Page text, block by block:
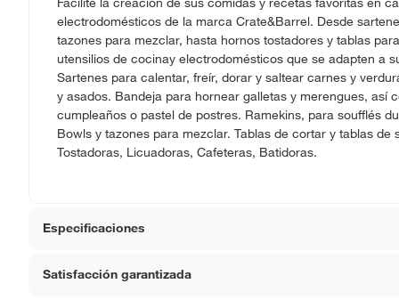
electrodomésticos de la marca Crate&Barrel. Desde
tazones para mezclar, hasta hornos tostadores y tablas
utensilios de cocinay electrodomésticos que se adapten a
Sartenes para calentar, freír, dorar y saltear carnes y
y asados. Bandeja para hornear galletas y merengues, así
cumpleaños o pastel de postres. Ramekins, para soufflés
Bowls y tazones para mezclar. Tablas de cortar y tablas
Tostadoras, Licuadoras, Cafeteras, Batidoras.
Especificaciones
Material
Satisfacción garantizada